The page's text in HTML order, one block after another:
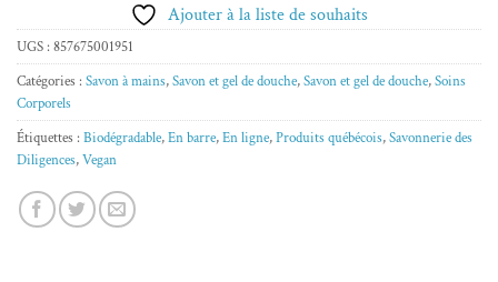
Ajouter à la liste de souhaits
UGS : 857675001951
Catégories : Savon à mains,Savon et gel de douche,Savon et gel de douche,Soins
Corporels
Étiquettes : Biodégradable,En barre,En ligne,Produits québécois,Savonnerie des
Diligences,Vegan